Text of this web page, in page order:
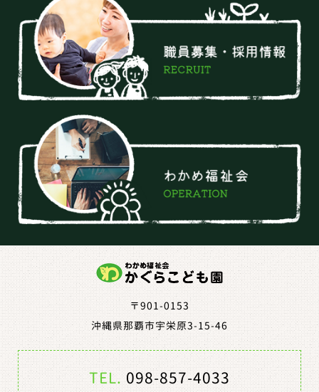
〒901-0153
沖縄県那覇市宇栄原3-15-46
TEL.098-857-4033